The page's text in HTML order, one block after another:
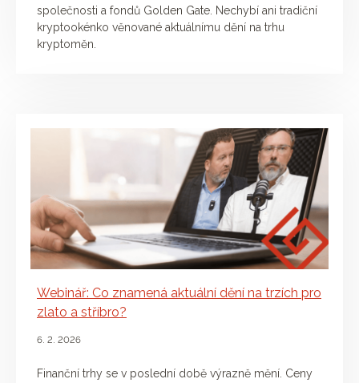
společnosti a fondů Golden Gate. Nechybí ani tradiční
kryptookénko věnované aktuálnímu dění na trhu
kryptoměn.
Webinář: Co znamená aktuální dění na trzích pro
zlato a stříbro?
6. 2. 2026
Finanční trhy se v poslední době výrazně mění. Ceny